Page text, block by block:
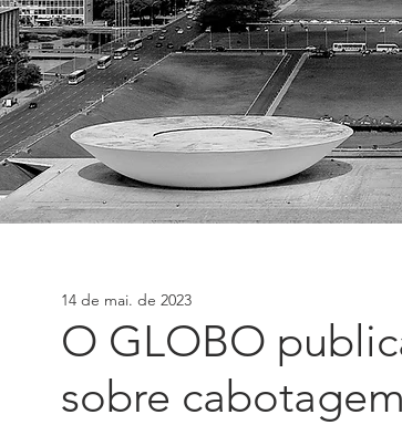
O GLOBO
sobre
14 de mai. de 2023